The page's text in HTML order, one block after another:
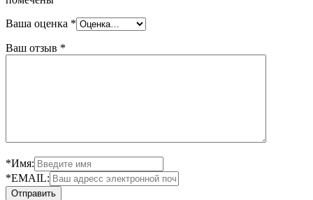
Ваша оценка *
Ваш отзыв *
*Имя:
*EMAIL: